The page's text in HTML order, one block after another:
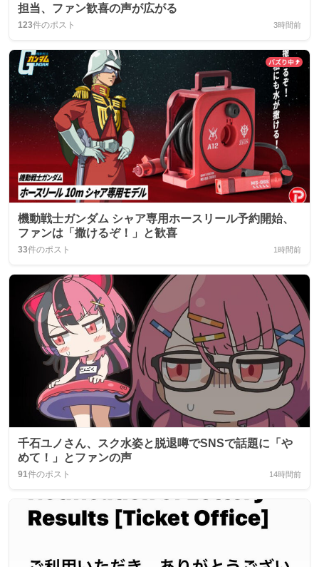
担当、ファン歓喜の声が広がる
123件のポスト 3時間前
機動戦士ガンダム シャア専用ホースリール予約開始、
ファンは「撒けるぞ！」と歓喜
33件のポスト 1時間前
千石ユノさん、スク水姿と脱退噂でSNSで話題に「や
めて！」とファンの声
91件のポスト 14時間前